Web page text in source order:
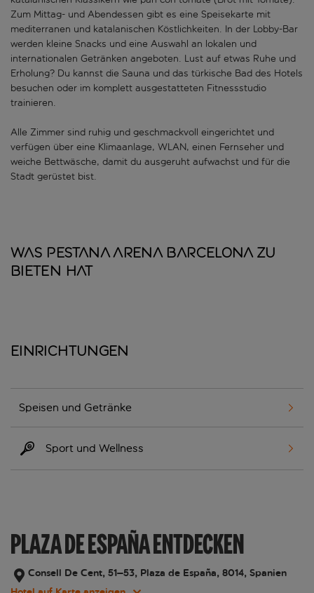
Zum Mittag- und Abendessen gibt es eine Speisekarte mit
mediterranen und katalanischen Köstlichkeiten. In der Lobby-Bar
werden kleine Snacks und eine Auswahl an lokalen und
internationalen Getränken angeboten. Lust auf etwas Ruhe und
Erholung? Du kannst die Sauna und das türkische Bad des Hotels
besuchen oder im komplett ausgestatteten Fitnessstudio
trainieren.
Alle Zimmer sind ruhig und geschmackvoll eingerichtet und
verfügen über eine Klimaanlage, WLAN, einen Fernseher und
weiche Bettwäsche, damit du ausgeruht aufwachst und für die
Stadt gerüstet bist.
Was Pestana Arena Barcelona zu
bieten hat
Einrichtungen
Speisen und Getränke
Sport und Wellness
PLAZA DE ESPAÑA ENTDECKEN
Consell De Cent, 51–53, Plaza de España, 8014, Spanien